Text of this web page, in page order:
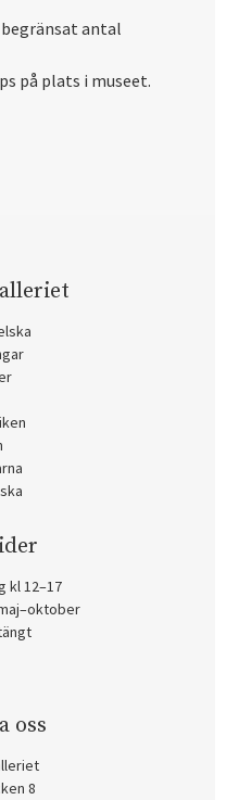
antal
på plats i museet.
kl 12–17
oss
8